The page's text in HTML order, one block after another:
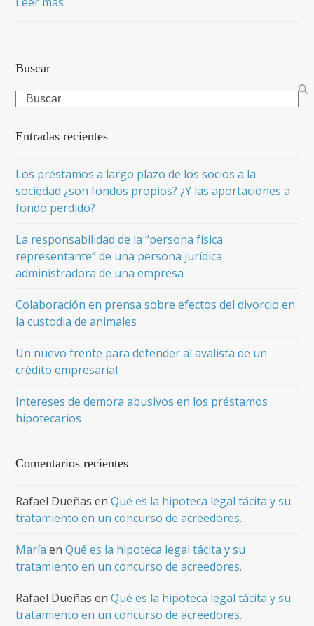
Buscar
Search
Entradas recientes
Los préstamos a largo plazo de los socios a la
sociedad ¿son fondos propios? ¿Y las aportaciones a
fondo perdido?
La responsabilidad de la “persona física
representante” de una persona jurídica
administradora de una empresa
Colaboración en prensa sobre efectos del divorcio en
la custodia de animales
Un nuevo frente para defender al avalista de un
crédito empresarial
Intereses de demora abusivos en los préstamos
hipotecarios
Comentarios recientes
Rafael Dueñas enQué es la hipoteca legal tácita y su
tratamiento en un concurso de acreedores.
María enQué es la hipoteca legal tácita y su
tratamiento en un concurso de acreedores.
Rafael Dueñas enQué es la hipoteca legal tácita y su
tratamiento en un concurso de acreedores.